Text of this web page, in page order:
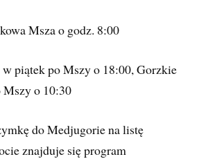
Msza o godz. 8:00
piątek po Mszy o 18:00, Gorzkie
o 10:30
do Medjugorie na listę
znajduje się program